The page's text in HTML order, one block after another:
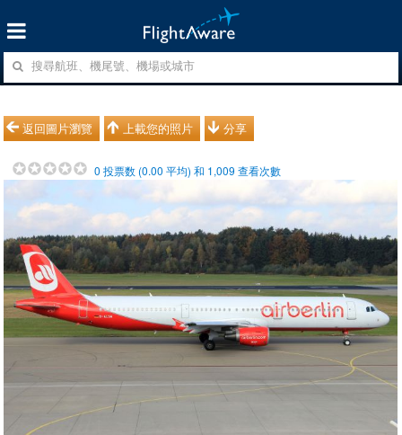
返回圖片瀏覽 上載您的照片 分享
0 投票数 (0.00 平均) 和 1,009 查看次數